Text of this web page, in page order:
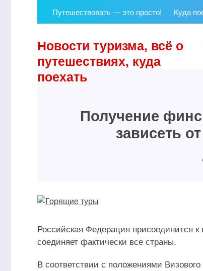
Путешествовать — это просто! Куда
Новости туризма, всё о
путешествиях, куда
поехать
Получение
зависеть
Российская Федерация присоединится
соединяет фактически все страны.
В соответствии с положениями